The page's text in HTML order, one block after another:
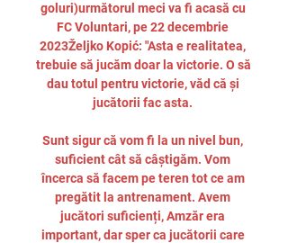
goluri)următorul meci va fi acasă cu
FC Voluntari, pe 22 decembrie
2023Željko Kopić: "Asta e realitatea,
trebuie să jucăm doar la victorie. O să
dau totul pentru victorie, văd că și
jucătorii fac asta.
Sunt sigur că vom fi la un nivel bun,
suficient cât să câștigăm. Vom
încerca să facem pe teren tot ce am
pregătit la antrenament. Avem
jucători suficienți, Amzăr era
important, dar sper ca jucătorii care